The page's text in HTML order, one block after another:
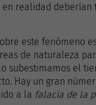
realidad deberían
este fenómeno
de naturaleza
subestimamos el
Hay un gran
a la falacia de la